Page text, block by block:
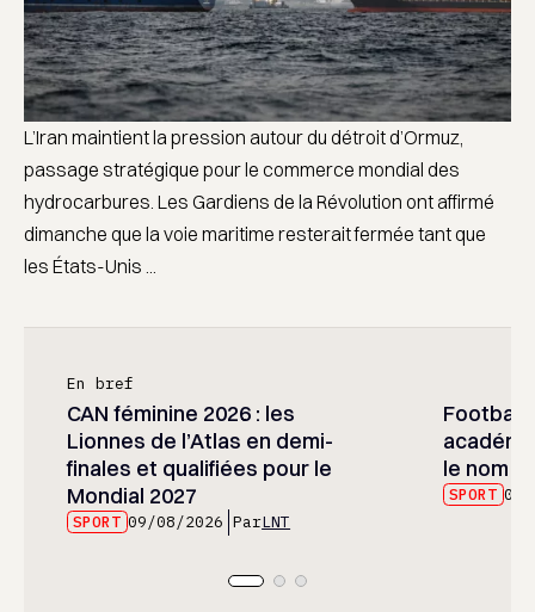
L’Iran maintient la pression autour du détroit d’Ormuz,
passage stratégique pour le commerce mondial des
hydrocarbures. Les Gardiens de la Révolution ont affirmé
dimanche que la voie maritime resterait fermée tant que
les États-Unis ...
En bref
CAN féminine 2026 : les
Lionnes de l’Atlas en demi-
finales et qualifiées pour le
Mondial 2027
SPORT 09/08/2026 ParLNT
Football
le nom
SPORT 09/